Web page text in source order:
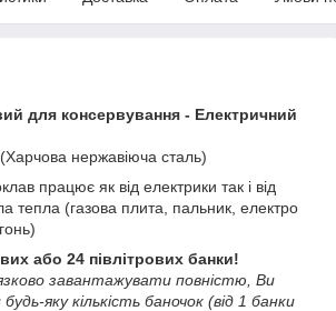
для консервування - Електричний
нержавіюча сталь)
працює як від електрики так і від
тепла (газова плита, пальник, електро
або 24 півлітрових банки!
завантажувати повністю, Ви
яку кількість баночок (від 1 банки